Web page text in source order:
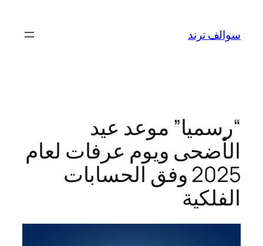
المحتوى
سوالف ترند
“رسميا” موعد عيد
الأضحى ويوم عرفات لعام
2025 وفق الحسابات
الفلكية